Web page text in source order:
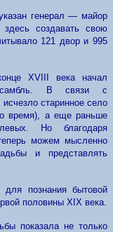
генерал — майор
создавать свою
121 двор и 995
XVIII века начал
В связи с
старинное село
время), а еще раньше
Но благодаря
можем мысленно
и представлять
познания бытовой
половины XIX века.
показала не только